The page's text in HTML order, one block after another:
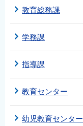
教育総務課
学務課
指導課
教育センター
幼児教育センター